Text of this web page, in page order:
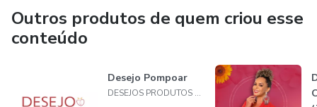
Outros produtos de quem criou esse
conteúdo
Desejo Pompoar
DESEJOS PRODUTOS SENSUAIS LTDA